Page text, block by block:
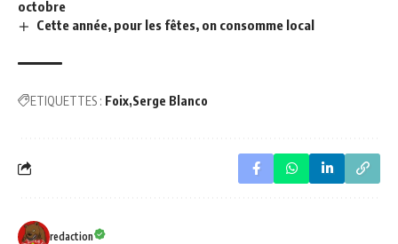
octobre
Cette année, pour les fêtes, on consomme local
ETIQUETTES : Foix Serge Blanco
redaction